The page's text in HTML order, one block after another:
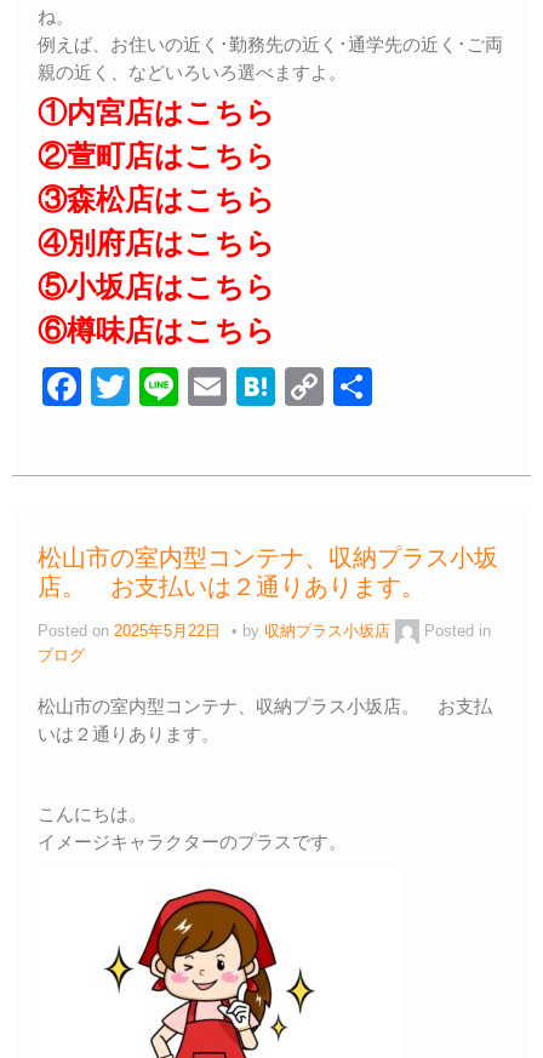
ね。
例えば、お住いの近く･勤務先の近く･通学先の近く･ご両
親の近く、などいろいろ選べますよ。
①内宮店はこちら
②萱町店はこちら
③森松店はこちら
④別府店はこちら
⑤小坂店はこちら
⑥樽味店はこちら
F
c
b
o
o
k
T
tt
Li
e
E
ail
H
e
a
C
p
Li
n
k
松山市の室内型コンテナ、収納プラス小坂
店。 お支払いは２通りあります。
Posted on 2025年5月22日 by 収納プラス小坂店
Posted in
ブログ
松山市の室内型コンテナ、収納プラス小坂店。 お支払
いは２通りあります。
こんにちは。
イメージキャラクターのプラスです。